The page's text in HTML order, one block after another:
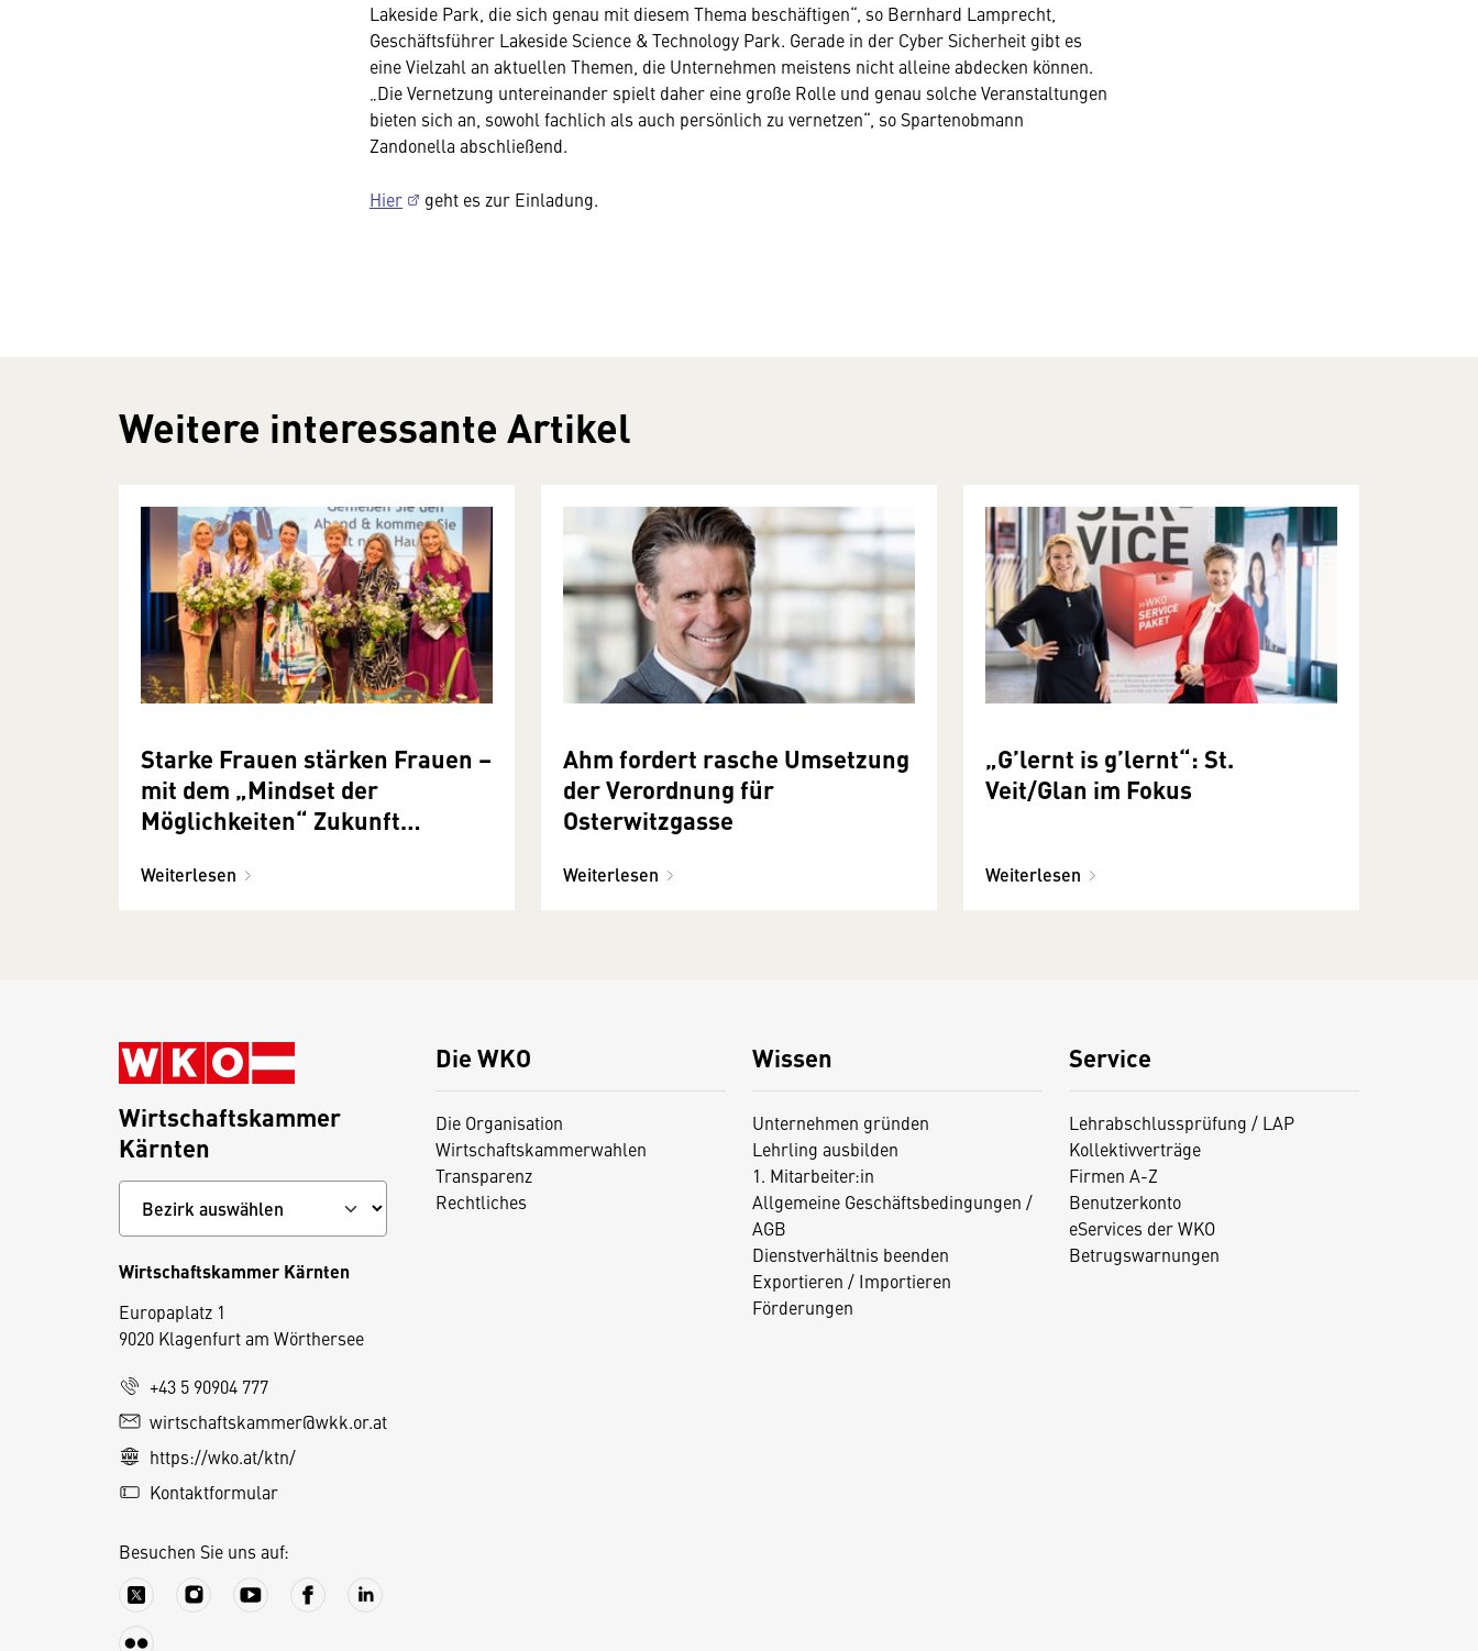
Lakeside Park, die sich genau mit diesem Thema beschäftigen“, so Bernhard Lamprecht,
Geschäftsführer Lakeside Science & Technology Park. Gerade in der Cyber Sicherheit gibt es
eine Vielzahl an aktuellen Themen, die Unternehmen meistens nicht alleine abdecken können.
„Die Vernetzung untereinander spielt daher eine große Rolle und genau solche Veranstaltungen
bieten sich an, sowohl fachlich als auch persönlich zu vernetzen“, so Spartenobmann
Zandonella abschließend.
Hier geht es zur Einladung.
Weitere interessante Artikel
Starke Frauen stärken Frauen –
mit dem „Mindset der
Möglichkeiten“ Zukunft
Weiterlesen
Ahm fordert rasche Umsetzung
der Verordnung für
Osterwitzgasse
Weiterlesen
„G’lernt is g’lernt“: St.
Veit/Glan im Fokus
Weiterlesen
Die WKO
Die Organisation
Wirtschaftskammerwahlen
Transparenz
Rechtliches
Wissen
Unternehmen gründen
Lehrling ausbilden
1. Mitarbeiter:in
Allgemeine Geschäftsbedingungen /
AGB
Dienstverhältnis beenden
Exportieren / Importieren
Förderungen
Service
Lehrabschlussprüfung / LAP
Kollektivverträge
Firmen A-Z
Benutzerkonto
eServices der WKO
Betrugswarnungen
Wirtschaftskammer
Kärnten
Wirtschaftskammer Kärnten
Europaplatz 1
9020 Klagenfurt am Wörthersee
+43 5 90904 777
wirtschaftskammer@wkk.or.at
https://wko.at/ktn/
Kontaktformular
Besuchen Sie uns auf: